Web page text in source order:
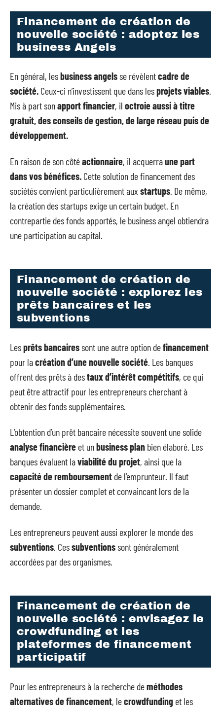
Financement de création de
nouvelle société : adoptez les
business Angels
En général, lesbusiness angelsse révèlentcadre de
société. Ceux-ci n’investissent que dans lesprojets viables.
Mis à part sonapport financier, il octroie aussi à titre
gratuit, des conseils de gestion, de large réseau puis de
développement.
En raison de son côtéactionnaire, il acquerraune part
dans vos bénéfices. Cette solution de financement des
sociétés convient particulièrement aux startups. De même,
la création des startups exige un certain budget. En
contrepartie des fonds apportés, le business angel obtiendra
une participation au capital.
Financement de création de
nouvelle société : explorez les
prêts bancaires et les
subventions
Lesprêts bancairessont une autre option definancement
pour lacréation d’une nouvelle société. Les banques
offrent des prêts à destaux d’intérêt compétitifs, ce qui
peut être attractif pour les entrepreneurs cherchant à
obtenir des fonds supplémentaires.
L’obtention d’un prêt bancaire nécessite souvent une solide
analyse financière et unbusiness plan bien élaboré. Les
banques évaluent laviabilité du projet, ainsi que la
capacité de remboursement de l’emprunteur. Il faut
présenter un dossier complet et convaincant lors de la
demande.
Les entrepreneurs peuvent aussi explorer le monde des
subventions. Cessubventionssont généralement
accordées par des organismes.
Financement de création de
nouvelle société : envisagez le
crowdfunding et les
plateformes de financement
participatif
Pour les entrepreneurs à la recherche deméthodes
alternatives de financement, lecrowdfunding et les